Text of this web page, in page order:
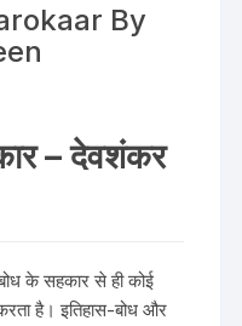
By
– देवशंकर
के सहकार से ही कोई
है। इतिहास-बोध और